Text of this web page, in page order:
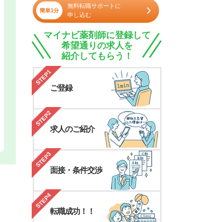
簡単1分
無料転職サポートに
申し込む
マイナビ薬剤師に登録して
希望通りの求人を
紹介してもらう！
STEP1
ご登録
STEP2
求人のご紹介
STEP3
面接・条件交渉
STEP4
転職成功！！